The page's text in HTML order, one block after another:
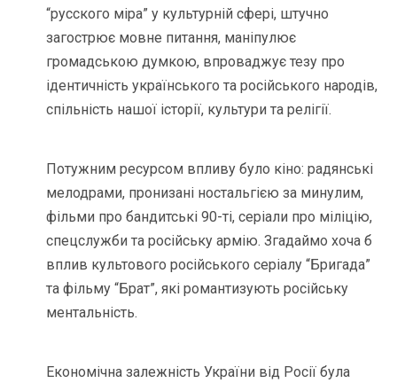
“русского міра” у культурній сфері, штучно
загострює мовне питання, маніпулює
громадською думкою, впроваджує тезу про
ідентичність українського та російського народів,
спільність нашої історії, культури та релігії.
Потужним ресурсом впливу було кіно: радянські
мелодрами, пронизані ностальгією за минулим,
фільми про бандитські 90-ті, серіали про міліцію,
спецслужби та російську армію. Згадаймо хоча б
вплив культового російського серіалу “Бригада”
та фільму “Брат”, які романтизують російську
ментальність.
Економічна залежність України від Росії була